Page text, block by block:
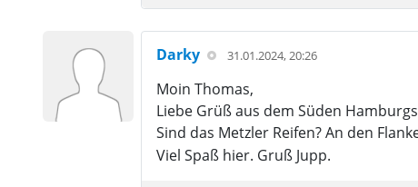
Darky 31.01.2024, 20:26
Moin Thomas,
Liebe Grüß aus dem Süden
Sind das Metzler Reifen? An den
Viel Spaß hier. Gruß Jupp.